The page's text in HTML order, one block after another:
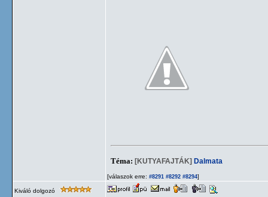
Téma: [KUTYAFAJTÁK] Dalmata
[válaszok erre: #8291 #8292 #8294]
Kiváló dolgozó